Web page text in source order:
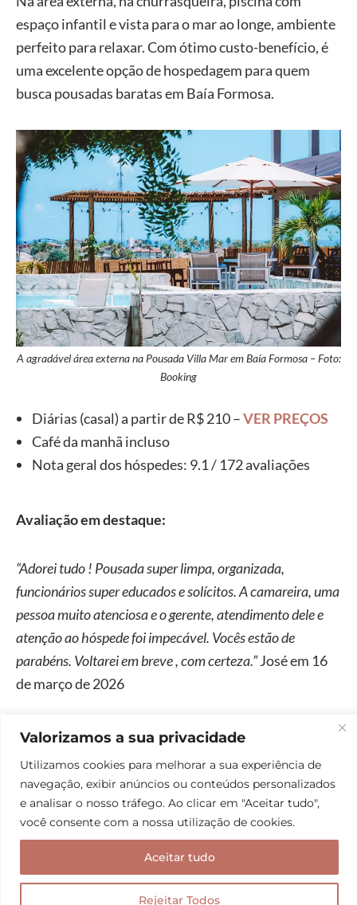
Valorizamos a sua privacidade
Utilizamos cookies para melhorar a sua experiência de
navegação, exibir anúncios ou conteúdos personalizados
e analisar o nosso tráfego. Ao clicar em "Aceitar tudo",
você consente com a nossa utilização de cookies.
Rejeitar Todos
Aceitar tudo
espaço infantil e vista para o mar ao longe, ambiente
perfeito para relaxar. Com ótimo custo-benefício, é
uma excelente opção de hospedagem para quem
busca pousadas baratas em Baía Formosa.
A agradável área externa na Pousada Villa Mar em Baía Formosa – Foto:
Booking
Diárias (casal) a partir de R$ 210 –VER PREÇOS
Café da manhã incluso
Nota geral dos hóspedes: 9.1 / 172 avaliações
Avaliação em destaque:
“Adorei tudo ! Pousada super limpa, organizada,
funcionários super educados e solícitos. A camareira, uma
pessoa muito atenciosa e o gerente, atendimento dele e
atenção ao hóspede foi impecável. Vocês estão de
parabéns. Voltarei em breve , com certeza.”José em 16
de março de 2026
CLIQUE AQUI PARA RESERVAR SUA
POUSADA
06. Chalemar Hotel Pousada
Hotel Pousadase preocupa com o meio ambiente e
procura utilizar diversas soluções eco-friendly para